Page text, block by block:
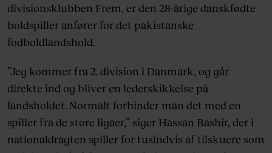
divisionsklubben Frem, er den 28-årige danskfødte
boldspiller anfører for det pakistanske
fodboldlandshold.
”Jeg kommer fra 2. division i Danmark, og går
direkte ind og bliver en lederskikkelse på
landsholdet. Normalt forbinder man det med en
spiller fra de store ligaer,” siger Hassan Bashir, der i
nationaldragten spiller for tusindvis af tilskuere som